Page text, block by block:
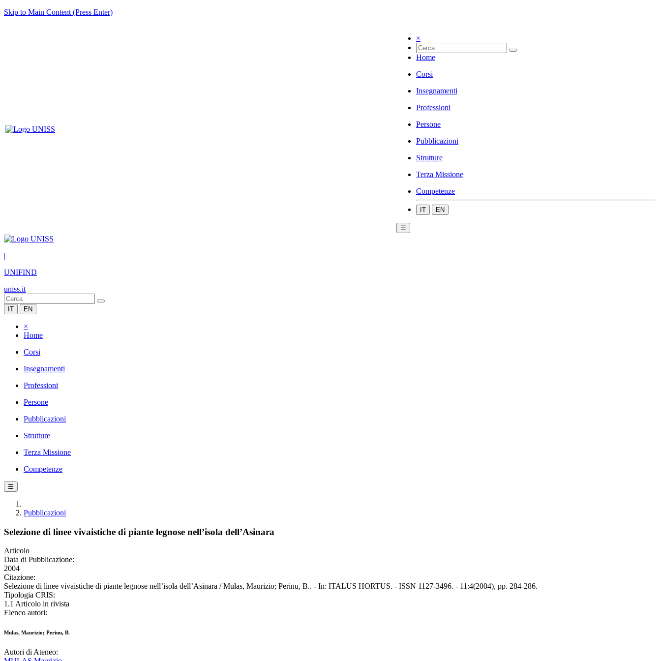
Skip to Main Content (Press Enter)
×
Home
Corsi
Insegnamenti
Professioni
Persone
Pubblicazioni
Strutture
Terza Missione
Competenze
IT EN
☰
|
UNIFIND
uniss.it
IT EN
×
Home
Corsi
Insegnamenti
Professioni
Persone
Pubblicazioni
Strutture
Terza Missione
Competenze
☰
Pubblicazioni
Selezione di linee vivaistiche di piante legnose nell’isola dell’Asinara
Articolo
Data di Pubblicazione:
2004
Citazione:
Selezione di linee vivaistiche di piante legnose nell’isola dell’Asinara / Mulas, Maurizio; Perinu, B.. - In: ITALUS HORTUS. - ISSN 1127-3496. - 11:4(2004), pp. 284-286.
Tipologia CRIS:
1.1 Articolo in rivista
Elenco autori:
Mulas, Maurizio; Perinu, B.
Autori di Ateneo: